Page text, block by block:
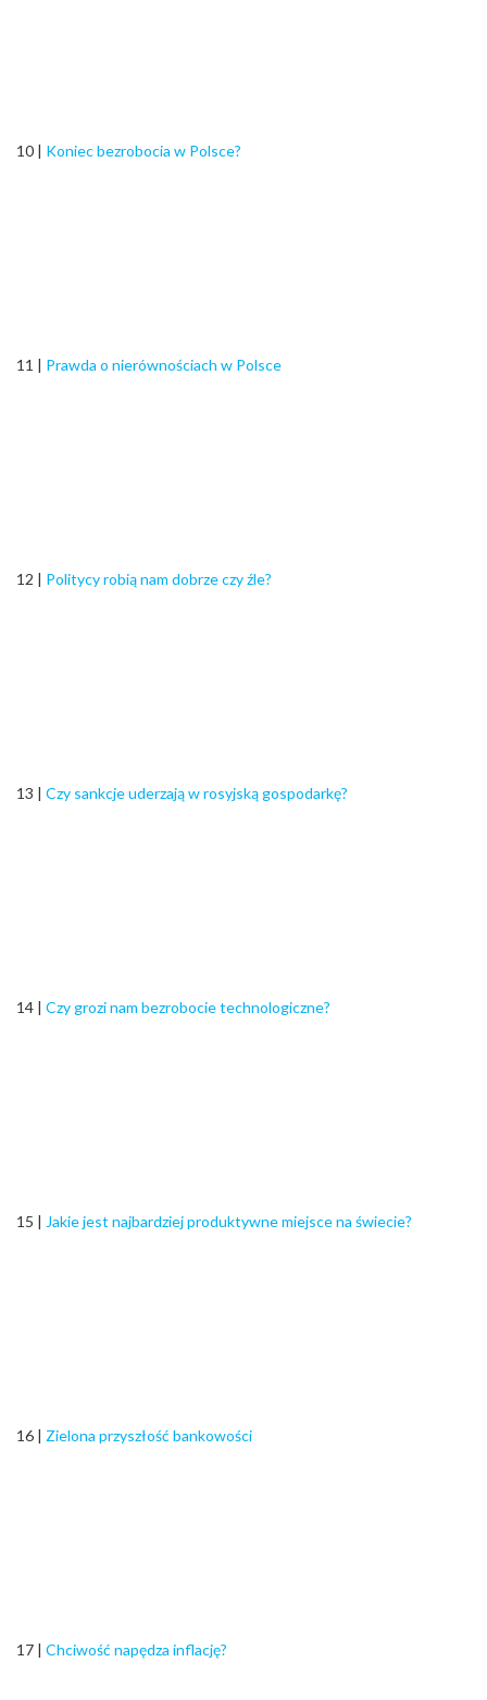
10 | Koniec bezrobocia w Polsce?
11 | Prawda o nierównościach w Polsce
12 | Politycy robią nam dobrze czy źle?
13 | Czy sankcje uderzają w rosyjską gospodarkę?
14 | Czy grozi nam bezrobocie technologiczne?
15 | Jakie jest najbardziej produktywne miejsce na świecie?
16 | Zielona przyszłość bankowości
17 | Chciwość napędza inflację?